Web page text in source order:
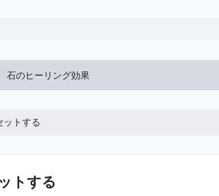
石のヒーリング効果
ットする
トする